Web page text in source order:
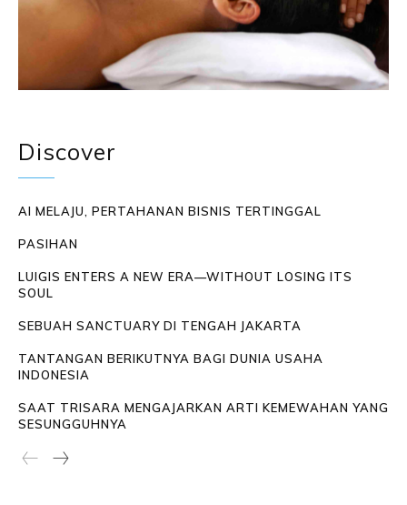
Discover
AI MELAJU, PERTAHANAN BISNIS TERTINGGAL
PASIHAN
LUIGIS ENTERS A NEW ERA—WITHOUT LOSING ITS
SOUL
SEBUAH SANCTUARY DI TENGAH JAKARTA
TANTANGAN BERIKUTNYA BAGI DUNIA USAHA
INDONESIA
SAAT TRISARA MENGAJARKAN ARTI KEMEWAHAN YANG
SESUNGGUHNYA